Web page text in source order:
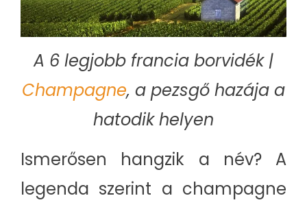
A 6 legjobb francia borvidék |
Champagne, a pezsgő hazája a
hatodik helyen
Ismerősen hangzik a név? A
legenda szerint a champagne